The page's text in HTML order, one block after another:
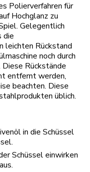
Polierverfahren für
Hochglanz zu
Gelegentlich
die
leichten Rückstand
noch durch
Rückstände
entfernt werden,
beachten. Diese
üblich.
in die Schüssel
Schüssel einwirken